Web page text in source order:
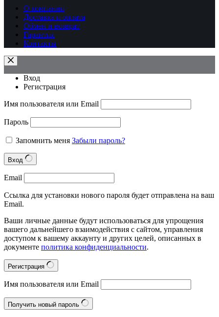
О компании
Доставка и оплата
Обмен и возврат
Гарантия
Контакты
Вход
Регистрация
Имя пользователя или Email
Пароль
Запомнить меня Забыли пароль?
Вход
Email
Ссылка для установки нового пароля будет отправлена на ваш
Email.
Ваши личные данные будут использоваться для упрощения
вашего дальнейшего взаимодействия с сайтом, управления
доступом к вашему аккаунту и других целей, описанных в
документе политика конфиденциальности.
Регистрация
Имя пользователя или Email
Получить новый пароль